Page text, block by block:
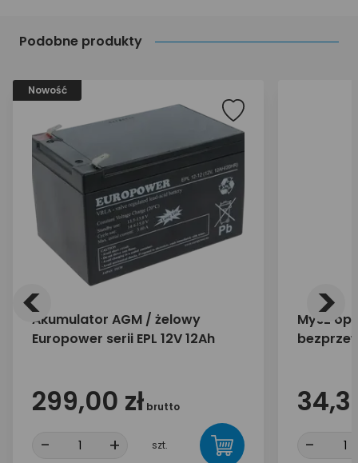
Podobne produkty
Nowość
Akumulator AGM / żelowy
Europower serii EPL 12V 12Ah
299,00 zł brutto
- + szt.
Mysz
-
< >